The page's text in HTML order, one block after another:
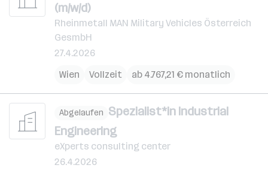
(m/w/d)
Rheinmetall MAN Military Vehicles Österreich
GesmbH
27.4.2026
Wien
Vollzeit ab 4.767,21 € monatlich
Abgelaufen Spezialist*in Industrial
Engineering
eXperts consulting center
26.4.2026